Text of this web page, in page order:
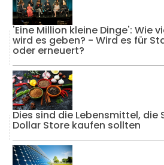
'Eine Million kleine Dinge': Wie
wird es geben? - Wird es für
oder erneuert?
Dies sind die Lebensmittel, die
Dollar Store kaufen sollten